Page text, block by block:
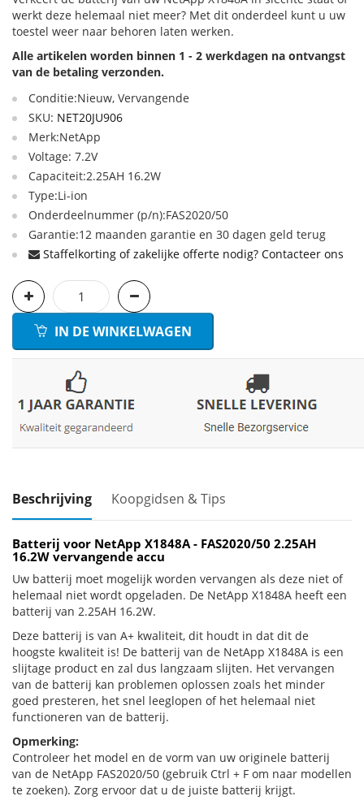
werkt deze helemaal niet meer? Met dit onderdeel kunt u uw
toestel weer naar behoren laten werken.
Alle artikelen worden binnen 1 - 2 werkdagen na ontvangst
van de betaling verzonden.
Conditie:Nieuw, Vervangende
SKU: NET20JU906
Merk:NetApp
Voltage: 7.2V
Capaciteit:2.25AH 16.2W
Type:Li-ion
Onderdeelnummer (p/n):FAS2020/50
Garantie:12 maanden garantie en 30 dagen geld terug
Staffelkorting of zakelijke offerte nodig? Contacteer ons
IN DE WINKELWAGEN
Beschrijving Koopgidsen & Tips
Batterij voor NetApp X1848A - FAS2020/50 2.25AH
16.2W vervangende accu
Uw batterij moet mogelijk worden vervangen als deze niet of
helemaal niet wordt opgeladen. De NetApp X1848A heeft een
batterij van 2.25AH 16.2W.
Deze batterij is van A+ kwaliteit, dit houdt in dat dit de
hoogste kwaliteit is! De batterij van de NetApp X1848A is een
slijtage product en zal dus langzaam slijten. Het vervangen
van de batterij kan problemen oplossen zoals het minder
goed presteren, het snel leeglopen of het helemaal niet
functioneren van de batterij.
Opmerking:
Controleer het model en de vorm van uw originele batterij
van de NetApp FAS2020/50 (gebruik Ctrl + F om naar modellen
te zoeken). Zorg ervoor dat u de juiste batterij krijgt.